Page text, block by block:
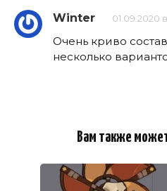
Winter 01.09.2020
Очень криво
несколько
Вам также